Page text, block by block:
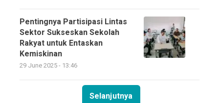
Pentingnya Partisipasi Lintas
Sektor Sukseskan Sekolah
Rakyat untuk Entaskan
Kemiskinan
29 June 2025 - 13:46
Selanjutnya